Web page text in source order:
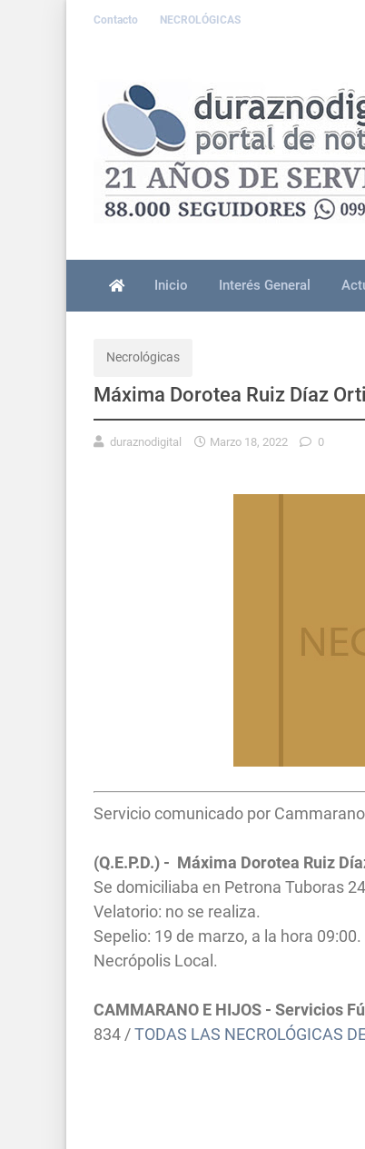
Contacto NECROLÓGICAS
Inicio Interés General
Necrológicas
Máxima Dorotea Ruiz Díaz
duraznodigital Marzo 18, 2022 0
Servicio comunicado por
(Q.E.P.D.) - Máxima Dorotea Ruiz
Se domiciliaba en Petrona Tuboras
Velatorio: no se realiza.
Sepelio: 19 de marzo, a la hora 09:00.
Necrópolis Local.
CAMMARANO E HIJOS - Servicios
834 /TODAS LAS NECROLÓGICAS